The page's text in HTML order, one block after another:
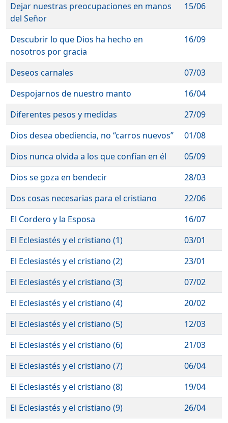
Dejar nuestras preocupaciones en manos
del Señor
15/06
Descubrir lo que Dios ha hecho en
nosotros por gracia
16/09
Deseos carnales
07/03
Despojarnos de nuestro manto
16/04
Diferentes pesos y medidas
27/09
Dios desea obediencia, no “carros nuevos”
01/08
Dios nunca olvida a los que confían en él
05/09
Dios se goza en bendecir
28/03
Dos cosas necesarias para el cristiano
22/06
El Cordero y la Esposa
16/07
El Eclesiastés y el cristiano (1)
03/01
El Eclesiastés y el cristiano (2)
23/01
El Eclesiastés y el cristiano (3)
07/02
El Eclesiastés y el cristiano (4)
20/02
El Eclesiastés y el cristiano (5)
12/03
El Eclesiastés y el cristiano (6)
21/03
El Eclesiastés y el cristiano (7)
06/04
El Eclesiastés y el cristiano (8)
19/04
El Eclesiastés y el cristiano (9)
26/04